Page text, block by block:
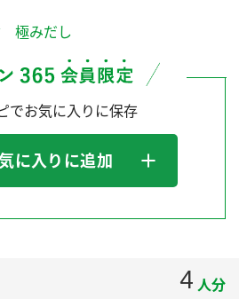
米飯用調味液
カンミュージアム）
切にしていること
す
極みだし
でお気に入りに保存
に入りに追加
4 人分